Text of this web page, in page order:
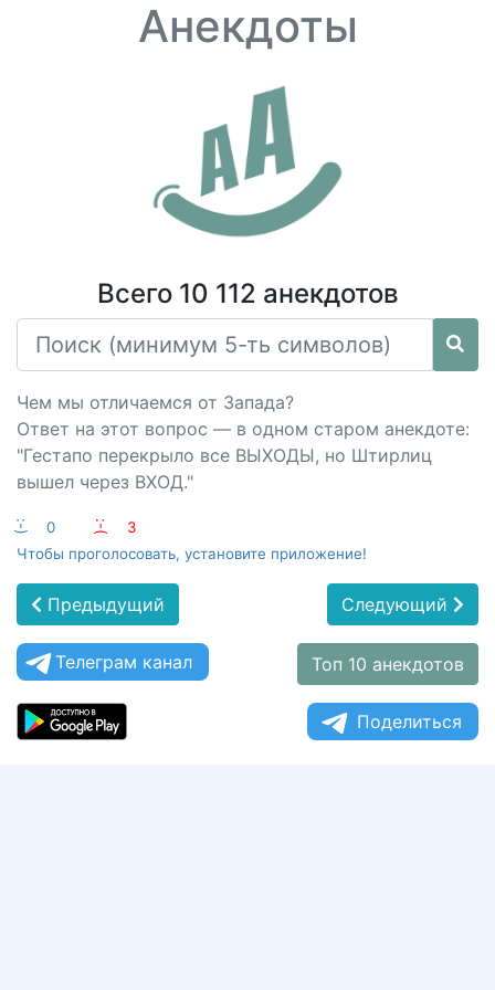
Анекдоты
Всего 10 112 анекдотов
Чем мы отличаемся от Запада?
Ответ на этот вопрос — в одном старом анекдоте:
"Гестапо перекрыло все ВЫХОДЫ, но Штирлиц
вышел через ВХОД."
:-) 0 :-(
3
Чтобы проголосовать, установите приложение!
Предыдущий Следующий
Телеграм канал Топ 10 анекдотов
Поделиться